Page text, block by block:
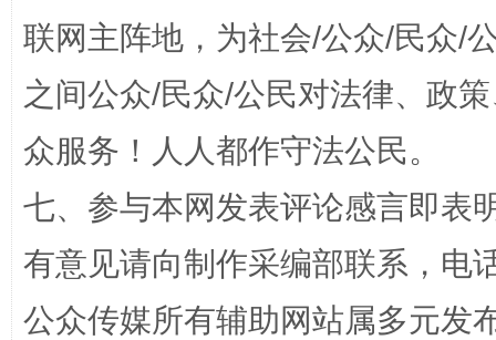
招工难、用工荒背后
联网主阵地，为社会/公众/民众/
之间公众/民众/公民对法律、政
众服务！人人都作守法公民。
七、参与本网发表评论感言即表
有意见请向制作采编部联系，电
公众传媒所有辅助网站属多元发